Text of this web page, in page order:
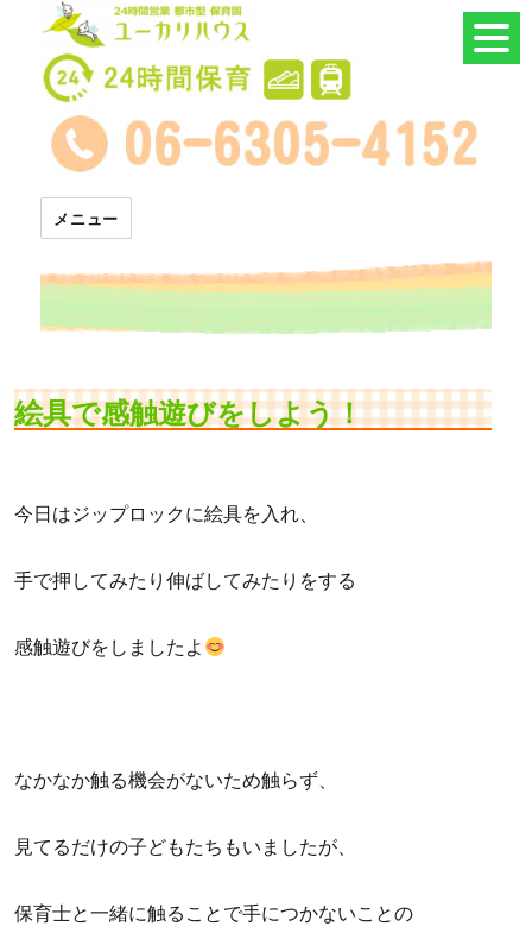
24時間託児所 ユーカリハウス
メニュー
絵具で感触遊びをしよう！
今日はジップロックに絵具を入れ、
手で押してみたり伸ばしてみたりをする
感触遊びをしましたよ
なかなか触る機会がないため触らず、
見てるだけの子どもたちもいましたが、
保育士と一緒に触ることで手につかないことの